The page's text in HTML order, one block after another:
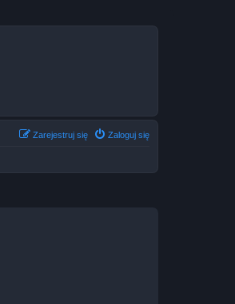
Zaloguj się
Zarejestruj się